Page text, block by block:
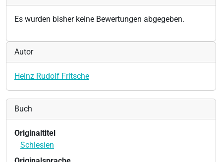
Es wurden bisher keine Bewertungen abgegeben.
Autor
Heinz Rudolf Fritsche
Buch
Originaltitel
Schlesien